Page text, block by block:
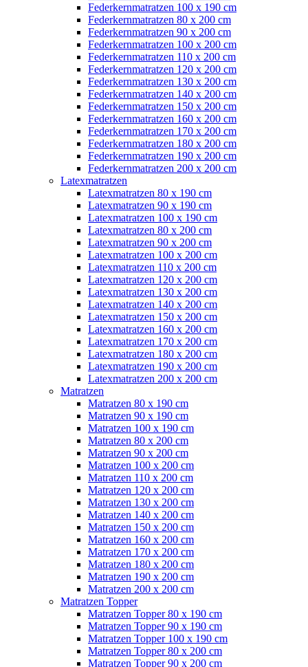
Federkernmatratzen 100 x 190 cm
Federkernmatratzen 80 x 200 cm
Federkernmatratzen 90 x 200 cm
Federkernmatratzen 100 x 200 cm
Federkernmatratzen 110 x 200 cm
Federkernmatratzen 120 x 200 cm
Federkernmatratzen 130 x 200 cm
Federkernmatratzen 140 x 200 cm
Federkernmatratzen 150 x 200 cm
Federkernmatratzen 160 x 200 cm
Federkernmatratzen 170 x 200 cm
Federkernmatratzen 180 x 200 cm
Federkernmatratzen 190 x 200 cm
Federkernmatratzen 200 x 200 cm
Latexmatratzen
Latexmatratzen 80 x 190 cm
Latexmatratzen 90 x 190 cm
Latexmatratzen 100 x 190 cm
Latexmatratzen 80 x 200 cm
Latexmatratzen 90 x 200 cm
Latexmatratzen 100 x 200 cm
Latexmatratzen 110 x 200 cm
Latexmatratzen 120 x 200 cm
Latexmatratzen 130 x 200 cm
Latexmatratzen 140 x 200 cm
Latexmatratzen 150 x 200 cm
Latexmatratzen 160 x 200 cm
Latexmatratzen 170 x 200 cm
Latexmatratzen 180 x 200 cm
Latexmatratzen 190 x 200 cm
Latexmatratzen 200 x 200 cm
Matratzen
Matratzen 80 x 190 cm
Matratzen 90 x 190 cm
Matratzen 100 x 190 cm
Matratzen 80 x 200 cm
Matratzen 90 x 200 cm
Matratzen 100 x 200 cm
Matratzen 110 x 200 cm
Matratzen 120 x 200 cm
Matratzen 130 x 200 cm
Matratzen 140 x 200 cm
Matratzen 150 x 200 cm
Matratzen 160 x 200 cm
Matratzen 170 x 200 cm
Matratzen 180 x 200 cm
Matratzen 190 x 200 cm
Matratzen 200 x 200 cm
Matratzen Topper
Matratzen Topper 80 x 190 cm
Matratzen Topper 90 x 190 cm
Matratzen Topper 100 x 190 cm
Matratzen Topper 80 x 200 cm
Matratzen Topper 90 x 200 cm